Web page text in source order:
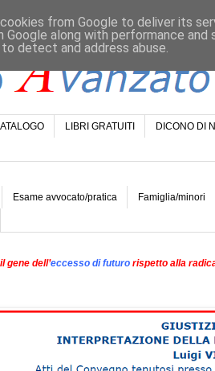
LIBRI GRATUITI DICONO DI
Esame avvocato/pratica Famiglia/minori
gene dell’eccesso di futuro rispetto alla
from Google to deliver its
Google along with performance
detect and address abuse.